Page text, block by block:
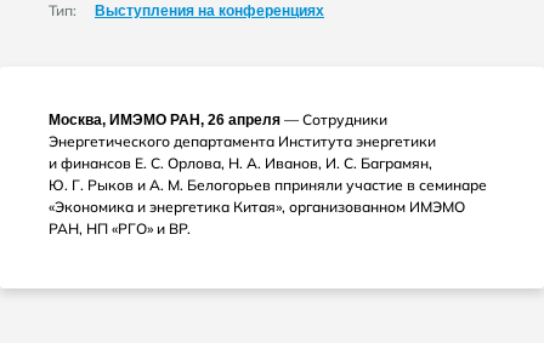
Тип: Выступления на конференциях
Москва, ИМЭМО РАН, 26 апреля — Сотрудники
Энергетического департамента Института энергетики
и финансов Е. С. Орлова, Н. А. Иванов, И. С. Баграмян,
Ю. Г. Рыков и А. М. Белогорьев пприняли участие в семинаре
«Экономика и энергетика Китая», организованном ИМЭМО
РАН, НП «РГО» и ВР.